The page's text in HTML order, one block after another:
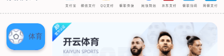
包肉纸
吸油纸
新闻展示
公司新闻